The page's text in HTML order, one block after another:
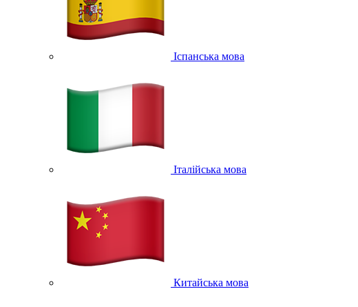
Іспанська мова
Італійська мова
Китайська мова